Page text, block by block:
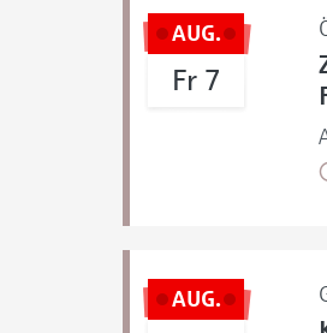
AUG.
Fr 7
AUG.